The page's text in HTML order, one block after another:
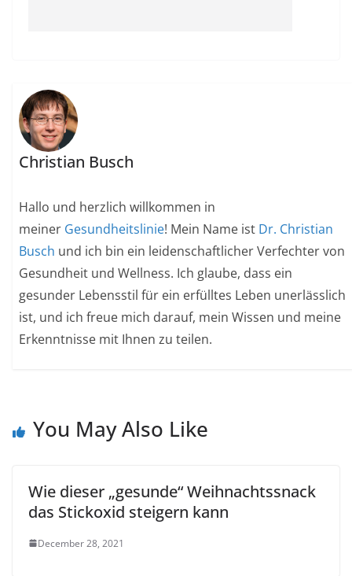
Christian Busch
Hallo und herzlich willkommen in
meiner Gesundheitslinie! Mein Name ist Dr. Christian
Busch und ich bin ein leidenschaftlicher Verfechter von
Gesundheit und Wellness. Ich glaube, dass ein
gesunder Lebensstil für ein erfülltes Leben unerlässlich
ist, und ich freue mich darauf, mein Wissen und meine
Erkenntnisse mit Ihnen zu teilen.
You May Also Like
Wie dieser „gesunde“ Weihnachtssnack
das Stickoxid steigern kann
December 28, 2021